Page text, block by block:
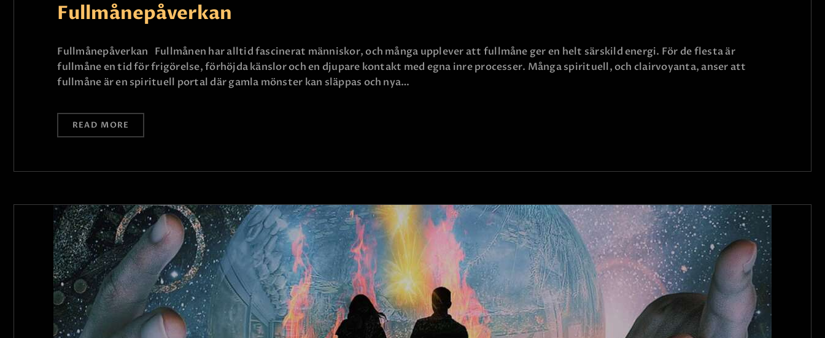
Fullmånepåverkan
Fullmånepåverkan Fullmånen har alltid fascinerat människor, och många upplever att fullmåne ger en helt särskild energi. För de flesta är
fullmåne en tid för frigörelse, förhöjda känslor och en djupare kontakt med egna inre processer. Många spirituell, och clairvoyanta, anser att
fullmåne är en spirituell portal där gamla mönster kan släppas och nya…
READ MORE